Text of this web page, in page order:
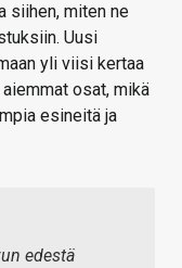
siihen, miten ne
Uusi
yli viisi kertaa
osat, mikä
esineitä ja
edestä